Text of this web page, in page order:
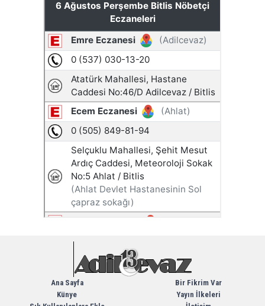
Ana Sayfa
Künye
Bir Fikrim Var
Yayın İlkeleri